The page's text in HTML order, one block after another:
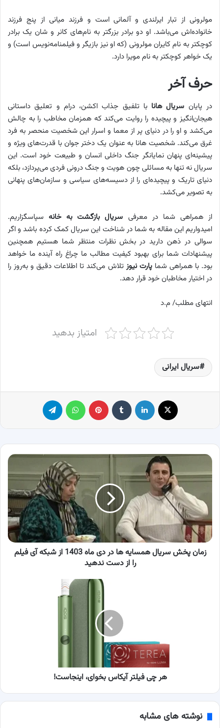
مولرونی از تبار ایرلندی و آلمانی است و فرزند میانی از پنج فرزند
خانواده‌اش می‌باشد. او دو برادر بزرگتر به نام‌های کانر و شان یک برادر
کوچکتر به نام کایران مولرونی (که او نیز بازیگر و فیلمنامه‌نویس است) و
یک خواهر کوچکتر به نام مویرا دارد.
حرف آخر
در پایان سریال هانا با تلفیق جذاب اکشن، درام و تعلیق داستانی
هیجان‌انگیز و پیچیده را روایت می‌کند که همزمان مخاطب را به چالش
می‌کشد و او را در دنیای پر از معما و اسرار این شخصیت منحصر به فرد
غرق می‌کند. شخصیت هانا به عنوان یک دختر جوان با قدرت‌های ویژه و
پیشینه‌ای پنهان نمایانگر جنگ داخلی انسان و طبیعت خود است. این
سریال نه تنها به مسائلی چون هویت و جنگ درونی فردی می‌پردازد، بلکه
دنیای تاریک و پیچیده‌ای را از دسیسه‌های سیاسی و سازمان‌های پنهانی
به تصویر می‌کشد.
از همراهی شما در معرفی سریال بازگشت به خانه سپاسگزاریم.
امیدواریم این مقاله به شما در شناخت این سریال کمک کرده باشد و اگر
سوالی در ذهن دارید در بخش نظرات منتظر شما هستیم همچنین
پیشنهادات شما برای بهبود کیفیت مطالب ما چراغ راه آینده ما خواهد
بود. با همراهی شماپارت نیوزتلاش می‌کند تا اطلاعات دقیق و به‌روز را
در اختیار مخاطبان خود قرار دهد.
انتهای مطلب/ م.د
امتیاز بدهید
سریال ایرانی
لینکدین ‫تامبلر پینترست
زمان
سریال
در
دی
ماه
1403
زمان پخش سریال همسایه ها در دی ماه 1403 از شبکه آی فیلم
را از دست ندهید
هر چی فیلتر آیکاس بخوای، اینجاست!
نوشته های مشابه